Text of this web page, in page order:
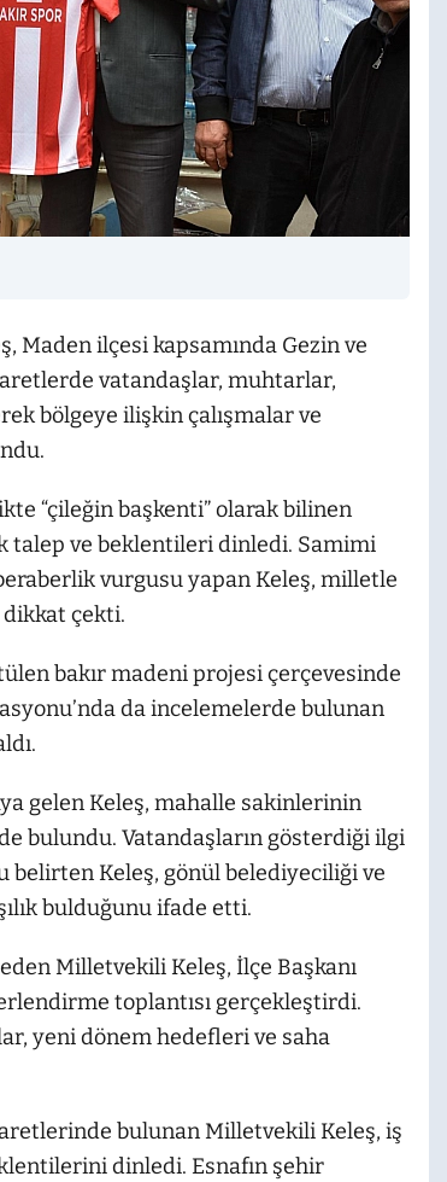
Maden ilçesi kapsamında Gezin ve
vatandaşlar, muhtarlar,
bölgeye ilişkin çalışmalar ve
“çileğin başkenti” olarak bilinen
talep ve beklentileri dinledi. Samimi
vurgusu yapan Keleş, milletle
dikkat çekti.
bakır madeni projesi çerçevesinde
da incelemelerde bulunan
gelen Keleş, mahalle sakinlerinin
bulundu. Vatandaşların gösterdiği ilgi
Keleş, gönül belediyeciliği ve
bulduğunu ifade etti.
Milletvekili Keleş, İlçe Başkanı
toplantısı gerçekleştirdi.
yeni dönem hedefleri ve saha
bulunan Milletvekili Keleş, iş
dinledi. Esnafın şehir